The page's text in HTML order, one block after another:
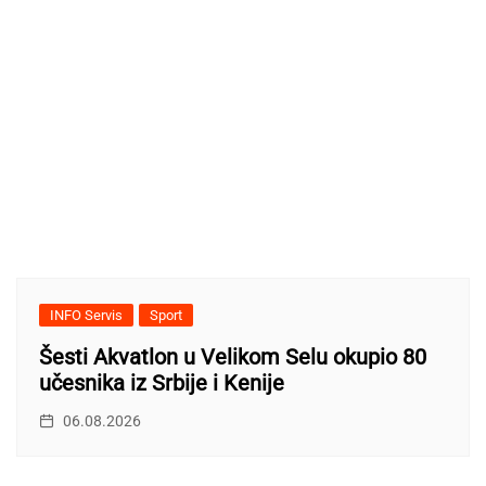
INFO Servis Sport
Šesti Akvatlon u Velikom Selu okupio 80
učesnika iz Srbije i Kenije
06.08.2026